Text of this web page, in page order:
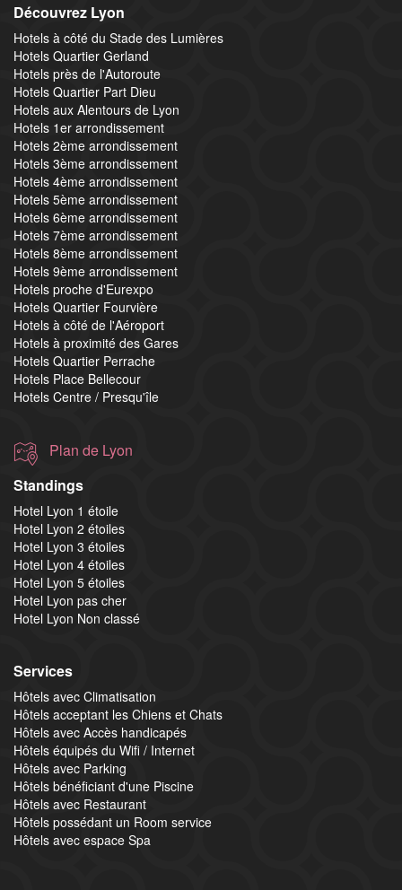
Découvrez Lyon
Hotels à côté du Stade des Lumières
Hotels Quartier Gerland
Hotels près de l'Autoroute
Hotels Quartier Part Dieu
Hotels aux Alentours de Lyon
Hotels 1er arrondissement
Hotels 2ème arrondissement
Hotels 3ème arrondissement
Hotels 4ème arrondissement
Hotels 5ème arrondissement
Hotels 6ème arrondissement
Hotels 7ème arrondissement
Hotels 8ème arrondissement
Hotels 9ème arrondissement
Hotels proche d'Eurexpo
Hotels Quartier Fourvière
Hotels à côté de l'Aéroport
Hotels à proximité des Gares
Hotels Quartier Perrache
Hotels Place Bellecour
Hotels Centre / Presqu'île
Plan de Lyon
Standings
Hotel Lyon 1 étoile
Hotel Lyon 2 étoiles
Hotel Lyon 3 étoiles
Hotel Lyon 4 étoiles
Hotel Lyon 5 étoiles
Hotel Lyon pas cher
Hotel Lyon Non classé
Services
Hôtels avec Climatisation
Hôtels acceptant les Chiens et Chats
Hôtels avec Accès handicapés
Hôtels équipés du Wifi / Internet
Hôtels avec Parking
Hôtels bénéficiant d'une Piscine
Hôtels avec Restaurant
Hôtels possédant un Room service
Hôtels avec espace Spa